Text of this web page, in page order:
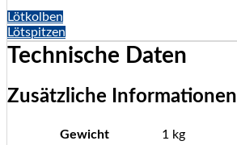
Lötkolben
Lötspitzen
Technische Daten
Zusätzliche Informationen
Gewicht
1 kg